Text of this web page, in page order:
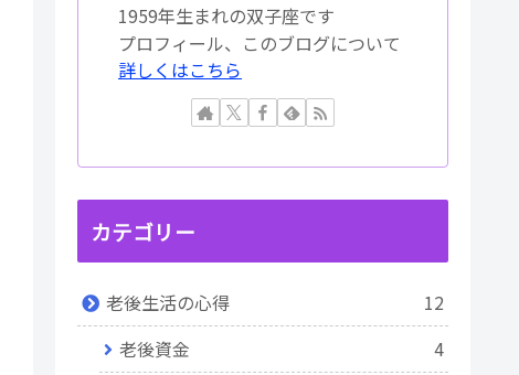
1959年生まれの双子座です
プロフィール、このブログについて
詳しくはこちら
カテゴリー
老後生活の心得
12
老後資金
4